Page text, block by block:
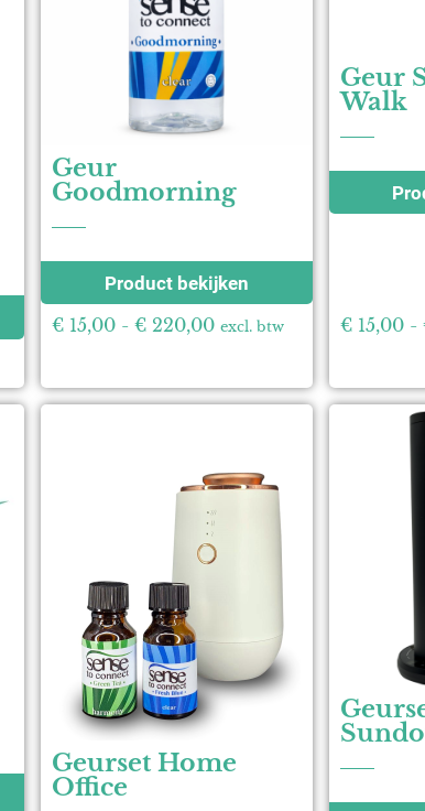
Geur
Goodmorning
€15,00 - €220,00 excl. btw
Product bekijken
Geur
Walk
€15,00 -
Geurset Home
Office